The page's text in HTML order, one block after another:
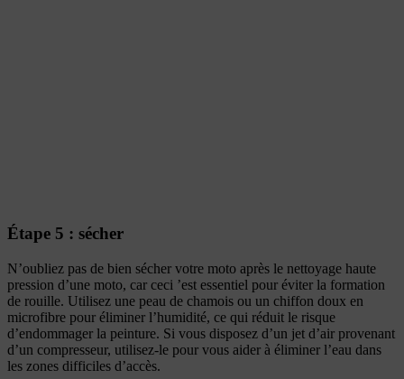
Étape 5 : sécher
N’oubliez pas de bien sécher votre moto après le nettoyage haute
pression d’une moto, car ceci ’est essentiel pour éviter la formation
de rouille. Utilisez une peau de chamois ou un chiffon doux en
microfibre pour éliminer l’humidité, ce qui réduit le risque
d’endommager la peinture. Si vous disposez d’un jet d’air provenant
d’un compresseur, utilisez-le pour vous aider à éliminer l’eau dans
les zones difficiles d’accès.